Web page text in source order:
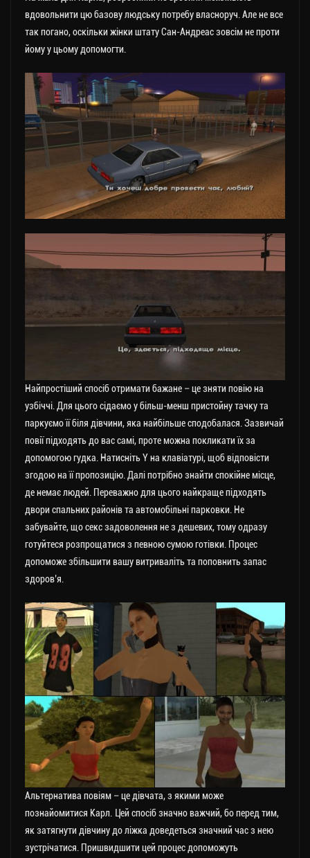
вдовольнити цю базову людську потребу власноруч. Але не все
так погано, оскільки жінки штату Сан-Андреас зовсім не проти
йому у цьому допомогти.
Найпростіший спосіб отримати бажане – це зняти повію на
узбіччі. Для цього сідаємо у більш-менш пристойну тачку та
паркуємо її біля дівчини, яка найбільше сподобалася. Зазвичай
повії підходять до вас самі, проте можна покликати їх за
допомогою гудка. Натисніть Y на клавіатурі, щоб відповісти
згодою на її пропозицію. Далі потрібно знайти спокійне місце,
де немає людей. Переважно для цього найкраще підходять
двори спальних районів та автомобільні парковки. Не
забувайте, що секс задоволення не з дешевих, тому одразу
готуйтеся розпрощатися з певною сумою готівки. Процес
допоможе збільшити вашу витриваліть та поповнить запас
здоров’я.
Альтернатива повіям – це дівчата, з якими може
познайомитися Карл. Цей спосіб значно важчий, бо перед тим,
як затягнути дівчину до ліжка доведеться значний час з нею
зустрічатися. Пришвидшити цей процес допоможуть